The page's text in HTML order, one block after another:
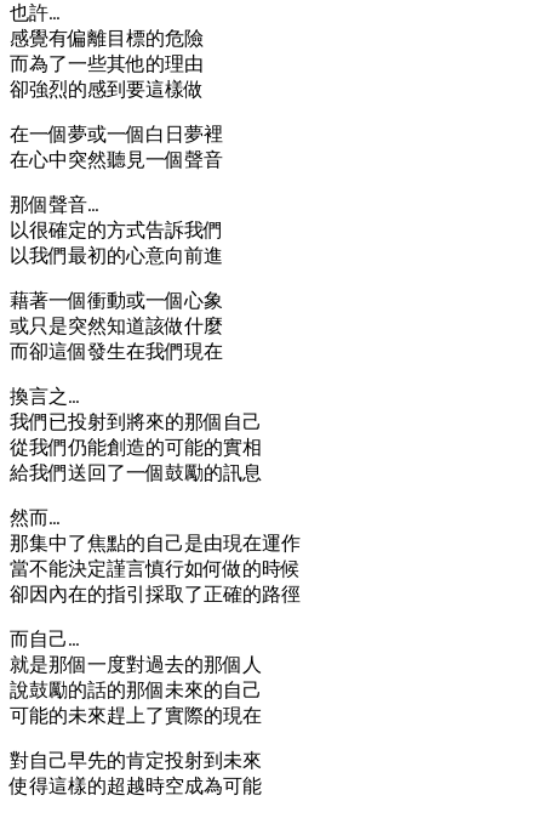
也許…
感覺有偏離目標的危險
而為了一些其他的理由
卻強烈的感到要這樣做
在一個夢或一個白日夢裡
在心中突然聽見一個聲音
那個聲音…
以很確定的方式告訴我們
以我們最初的心意向前進
藉著一個衝動或一個心象
或只是突然知道該做什麼
而卻這個發生在我們現在
換言之…
我們已投射到將來的那個自己
從我們仍能創造的可能的實相
給我們送回了一個鼓勵的訊息
然而…
那集中了焦點的自己是由現在運作
當不能決定謹言慎行如何做的時候
卻因內在的指引採取了正確的路徑
而自己…
就是那個一度對過去的那個人
說鼓勵的話的那個未來的自己
可能的未來趕上了實際的現在
對自己早先的肯定投射到未來
使得這樣的超越時空成為可能